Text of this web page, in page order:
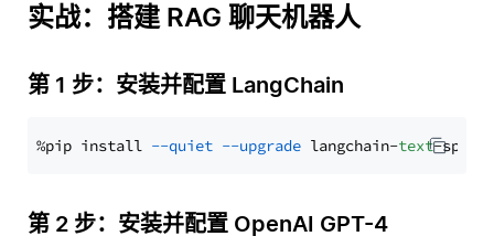
实战：搭建 RAG 聊天机器人
第 1 步：安装并配置 LangChain
%pip install --quiet --upgrade langchain-text
第 2 步：安装并配置 OpenAI GPT-4